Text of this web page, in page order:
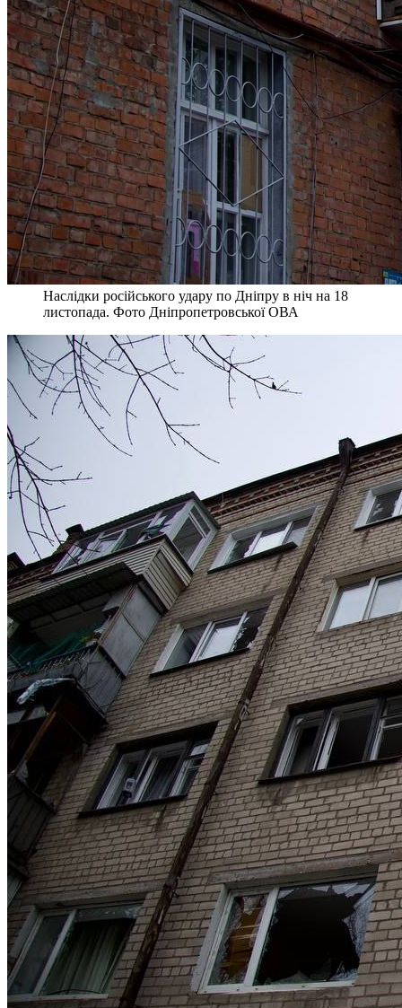
Наслідки російського удару по Дніпру в ніч на 18
листопада. Фото Дніпропетровської ОВА